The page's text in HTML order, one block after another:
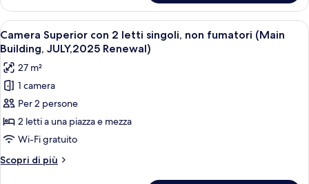
Twin
Room
Apri
tutte
le
foto
per
Camera
Superior
con
2
letti
Una camera d'albergo con due letti,
4
Camera Superior con 2 letti singoli, non fumatori (Main
Building, JULY,2025 Renewal)
27 m²
1 camera
Per 2 persone
2 letti a una piazza e mezza
Wi-Fi gratuito
Scopri di più
Altri